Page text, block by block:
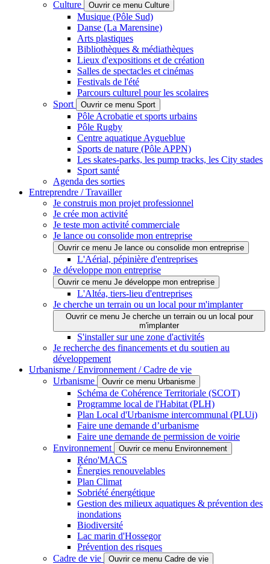
Culture
Ouvrir ce menu Culture
Musique (Pôle Sud)
Danse (La Marensine)
Arts plastiques
Bibliothèques & médiathèques
Lieux d'expositions et de création
Salles de spectacles et cinémas
Festivals de l'été
Parcours culturel pour les scolaires
Sport
Ouvrir ce menu Sport
Pôle Acrobatie et sports urbains
Pôle Rugby
Centre aquatique Aygueblue
Sports de nature (Pôle APPN)
Les skates-parks, les pump tracks, les City stades
Sport santé
Agenda des sorties
Entreprendre / Travailler
Je construis mon projet professionnel
Je crée mon activité
Je teste mon activité commerciale
Je lance ou consolide mon entreprise
Ouvrir ce menu Je lance ou consolide mon entreprise
L'Aérial, pépinière d'entreprises
Je développe mon entreprise
Ouvrir ce menu Je développe mon entreprise
L'Altéa, tiers-lieu d'entreprises
Je cherche un terrain ou un local pour m'implanter
Ouvrir ce menu Je cherche un terrain ou un local pour
m'implanter
S'installer sur une zone d'activités
Je recherche des financements et du soutien au
développement
Urbanisme / Environnement / Cadre de vie
Urbanisme
Ouvrir ce menu Urbanisme
Schéma de Cohérence Territoriale (SCOT)
Programme local de l'Habitat (PLH)
Plan Local d'Urbanisme intercommunal (PLUi)
Faire une demande d’urbanisme
Faire une demande de permission de voirie
Environnement
Ouvrir ce menu Environnement
Réno'MACS
Énergies renouvelables
Plan Climat
Sobriété énergétique
Gestion des milieux aquatiques & prévention des
inondations
Biodiversité
Lac marin d'Hossegor
Prévention des risques
Cadre de vie
Ouvrir ce menu Cadre de vie